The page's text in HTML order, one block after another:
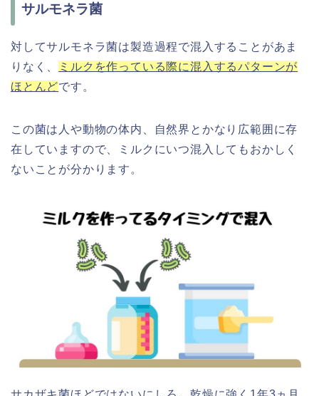
サルモネラ菌
対してサルモネラ菌は製造過程で混入することがあま
りなく、
ミルクを作っている際に混入するパターンが
ほとんどです。
この菌は人や動物の体内、自然界とかなり広範囲に存
在していますので、ミルクにいつ混入してもおかしく
ないことが分かります。